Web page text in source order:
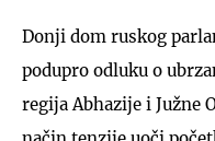
Donji dom ruskog
podupro odluku o
regija Abhazije i Južne